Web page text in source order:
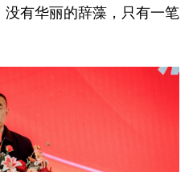
有华丽的辞藻，只有一笔